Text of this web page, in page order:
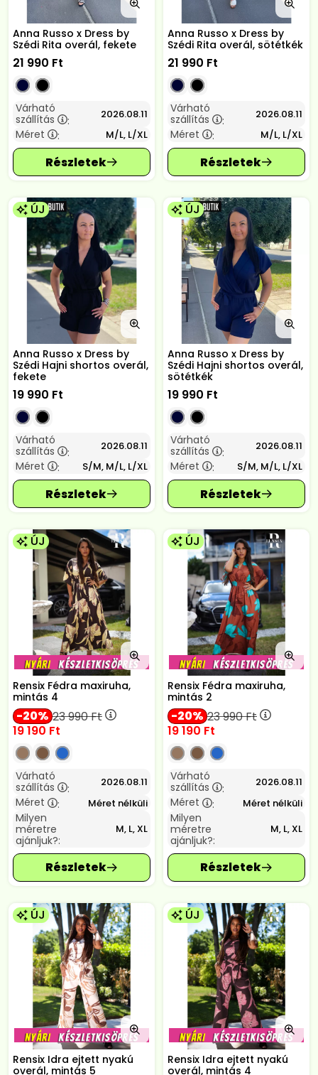
Anna Russo x Dress by
Szédi Rita overál, fekete
21 990 Ft
Várható
szállítás
: 2026.08.11
Méret : M/L, L/XL
Anna Russo x Dress by
Szédi Rita overál, sötétkék
21 990 Ft
Várható
szállítás
: 2026.08.11
Méret : M/L, L/XL
ÚJ
Anna Russo x Dress by
Szédi Hajni shortos overál,
fekete
19 990 Ft
Várható
szállítás
: 2026.08.11
Méret : S/M, M/L, L/XL
ÚJ
Anna Russo x Dress by
Szédi Hajni shortos overál,
sötétkék
19 990 Ft
Várható
szállítás
: 2026.08.11
Méret : S/M, M/L, L/XL
ÚJ
Rensix Fédra maxiruha,
mintás 4
20 23 990Ft
19 190 Ft
Várható
szállítás
: 2026.08.11
Méret : Méret nélküli
Milyen
méretre
ajánljuk?:
M, L, XL
ÚJ
Rensix Fédra maxiruha,
mintás 2
20 23 990Ft
19 190 Ft
Várható
szállítás
: 2026.08.11
Méret : Méret nélküli
Milyen
méretre
ajánljuk?:
M, L, XL
ÚJ
Rensix Idra ejtett nyakú
overál, mintás 5
ÚJ
Rensix Idra ejtett nyakú
overál, mintás 4